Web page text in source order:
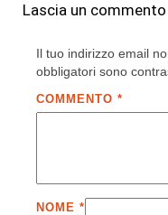
Lascia un commento
Il tuo indirizzo email
obbligatori sono
COMMENTO *
NOME *